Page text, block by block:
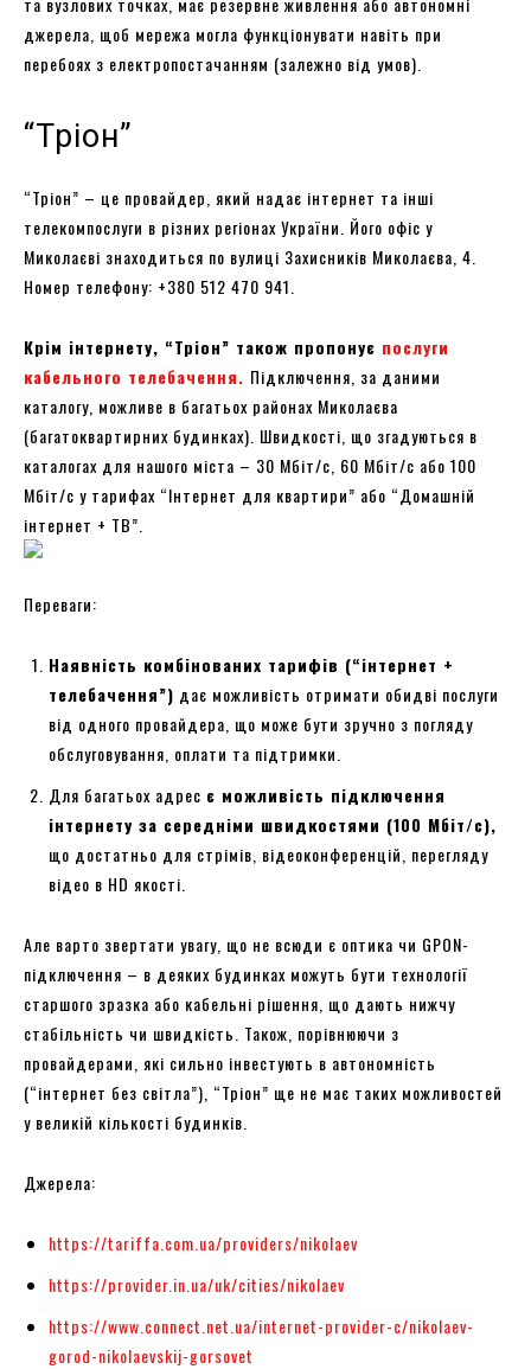
джерела, щоб мережа могла функціонувати навіть при
перебоях з електропостачанням (залежно від умов).
“Тріон”
“Тріон” – це провайдер, який надає інтернет та інші
телекомпослуги в різних регіонах України. Його офіс у
Миколаєві знаходиться по вулиці Захисників Миколаєва, 4.
Номер телефону: +380 512 470 941.
Крім інтернету, “Тріон” також пропонує послуги
кабельного телебачення. Підключення, за даними
каталогу, можливе в багатьох районах Миколаєва
(багатоквартирних будинках). Швидкості, що згадуються в
каталогах для нашого міста – 30 Мбіт/с, 60 Мбіт/с або 100
Мбіт/с у тарифах “Інтернет для квартири” або “Домашній
інтернет + ТВ”.
Переваги:
Наявність комбінованих тарифів (“інтернет +
телебачення”) дає можливість отримати обидві послуги
від одного провайдера, що може бути зручно з погляду
обслуговування, оплати та підтримки.
Для багатьох адрес є можливість підключення
інтернету за середніми швидкостями (100 Мбіт/с),
що достатньо для стрімів, відеоконференцій, перегляду
відео в HD якості.
Але варто звертати увагу, що не всюди є оптика чи GPON-
підключення – в деяких будинках можуть бути технології
старшого зразка або кабельні рішення, що дають нижчу
стабільність чи швидкість. Також, порівнюючи з
провайдерами, які сильно інвестують в автономність
(“інтернет без світла”), “Тріон” ще не має таких можливостей
у великій кількості будинків.
Джерела:
https://tariffa.com.ua/providers/nikolaev
https://provider.in.ua/uk/cities/nikolaev
https://www.connect.net.ua/internet-provider-c/nikolaev-
gorod-nikolaevskij-gorsovet